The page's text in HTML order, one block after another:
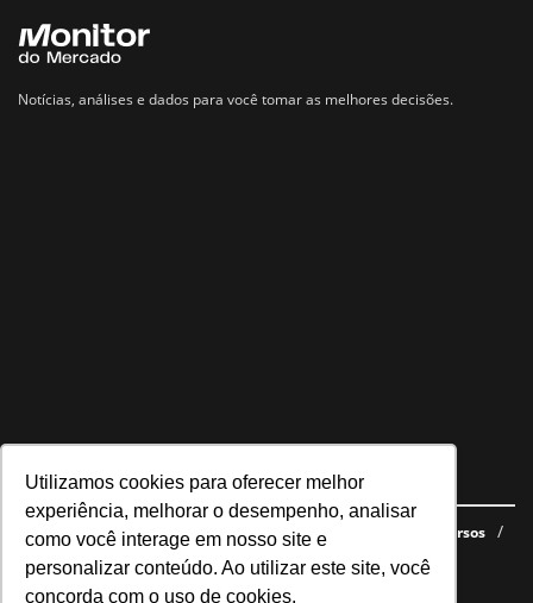
Utilizamos cookies para oferecer melhor
experiência, melhorar o desempenho, analisar
como você interage em nosso site e
personalizar conteúdo. Ao utilizar este site, você
concorda com o uso de cookies.
Notícias, análises e dados para você tomar as melhores decisões.
Navegue no site
Últimas notícias Quem somos E-books gratuitos
Cursos
Política de privacidade